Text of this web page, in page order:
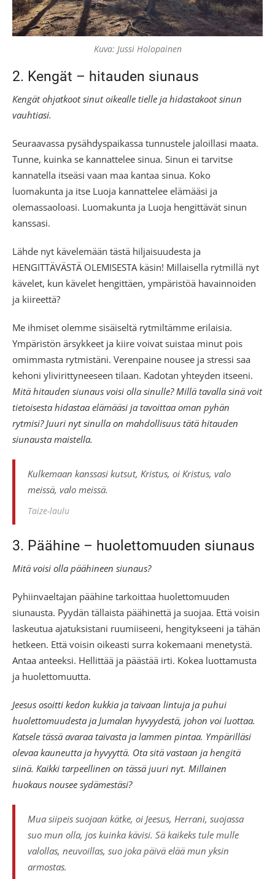
Kuva: Jussi Holopainen
2. Kengät – hitauden siunaus
Kengät ohjatkoot sinut oikealle tielle ja hidastakoot sinun
vauhtiasi.
Seuraavassa pysähdyspaikassa tunnustele jaloillasi maata.
Tunne, kuinka se kannattelee sinua. Sinun ei tarvitse
kannatella itseäsi vaan maa kantaa sinua. Koko
luomakunta ja itse Luoja kannattelee elämääsi ja
olemassaoloasi. Luomakunta ja Luoja hengittävät sinun
kanssasi.
Lähde nyt kävelemään tästä hiljaisuudesta ja
HENGITTÄVÄSTÄ OLEMISESTA käsin! Millaisella rytmillä nyt
kävelet, kun kävelet hengittäen, ympäristöä havainnoiden
ja kiireettä?
Me ihmiset olemme sisäiseltä rytmiltämme erilaisia.
Ympäristön ärsykkeet ja kiire voivat suistaa minut pois
omimmasta rytmistäni. Verenpaine nousee ja stressi saa
kehoni ylivirittyneeseen tilaan. Kadotan yhteyden itseeni.
Mitä hitauden siunaus voisi olla sinulle? Millä tavalla sinä voit
tietoisesta hidastaa elämääsi ja tavoittaa oman pyhän
rytmisi? Juuri nyt sinulla on mahdollisuus tätä hitauden
siunausta maistella.
Kulkemaan kanssasi kutsut, Kristus, oi Kristus, valo
meissä, valo meissä.
Taize-laulu
3. Päähine – huolettomuuden siunaus
Mitä voisi olla päähineen siunaus?
Pyhiinvaeltajan päähine tarkoittaa huolettomuuden
siunausta. Pyydän tällaista päähinettä ja suojaa. Että voisin
laskeutua ajatuksistani ruumiiseeni, hengitykseeni ja tähän
hetkeen. Että voisin oikeasti surra kokemaani menetystä.
Antaa anteeksi. Hellittää ja päästää irti. Kokea luottamusta
ja huolettomuutta.
Jeesus osoitti kedon kukkia ja taivaan lintuja ja puhui
huolettomuudesta ja Jumalan hyvyydestä, johon voi luottaa.
Katsele tässä avaraa taivasta ja lammen pintaa. Ympärilläsi
olevaa kauneutta ja hyvyyttä. Ota sitä vastaan ja hengitä
siinä. Kaikki tarpeellinen on tässä juuri nyt. Millainen
huokaus nousee sydämestäsi?
Mua siipeis suojaan kätke, oi Jeesus, Herrani, suojassa
suo mun olla, jos kuinka kävisi. Sä kaikeks tule mulle
valollas, neuvoillas, suo joka päivä elää mun yksin
armostas.